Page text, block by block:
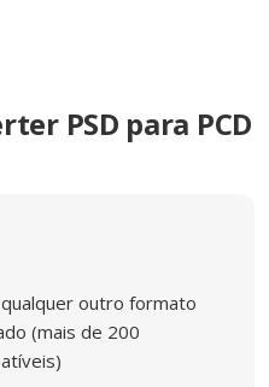
PSD para PCD
qualquer outro formato
(mais de 200